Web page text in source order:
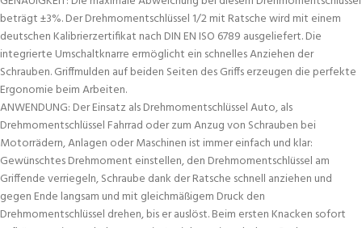
beträgt ±3%. Der Drehmomentschlüssel 1/2 mit Ratsche wird mit einem
deutschen Kalibrierzertifikat nach DIN EN ISO 6789 ausgeliefert. Die
integrierte Umschaltknarre ermöglicht ein schnelles Anziehen der
Schrauben. Griffmulden auf beiden Seiten des Griffs erzeugen die perfekte
Ergonomie beim Arbeiten.
ANWENDUNG: Der Einsatz als Drehmomentschlüssel Auto, als
Drehmomentschlüssel Fahrrad oder zum Anzug von Schrauben bei
Motorrädern, Anlagen oder Maschinen ist immer einfach und klar:
Gewünschtes Drehmoment einstellen, den Drehmomentschlüssel am
Griffende verriegeln, Schraube dank der Ratsche schnell anziehen und
gegen Ende langsam und mit gleichmäßigem Druck den
Drehmomentschlüssel drehen, bis er auslöst. Beim ersten Knacken sofort